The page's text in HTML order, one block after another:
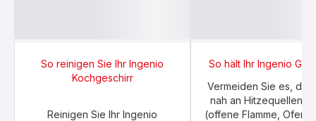
So reinigen Sie Ihr Ingenio
Kochgeschirr
Reinigen Sie Ihr Ingenio
So hält Ihr Ingenio
Vermeiden Sie es, den
nah an Hitzequellen
(offene Flamme, Ofen